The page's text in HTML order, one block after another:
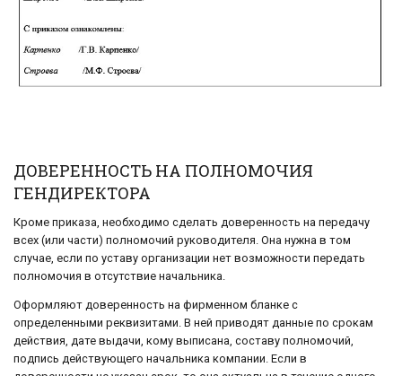
ДОВЕРЕННОСТЬ НА ПОЛНОМОЧИЯ
ГЕНДИРЕКТОРА
Кроме приказа, необходимо сделать доверенность на передачу
всех (или части) полномочий руководителя. Она нужна в том
случае, если по уставу организации нет возможности передать
полномочия в отсутствие начальника.
Оформляют доверенность на фирменном бланке с
определенными реквизитами. В ней приводят данные по срокам
действия, дате выдачи, кому выписана, составу полномочий,
подпись действующего начальника компании. Если в